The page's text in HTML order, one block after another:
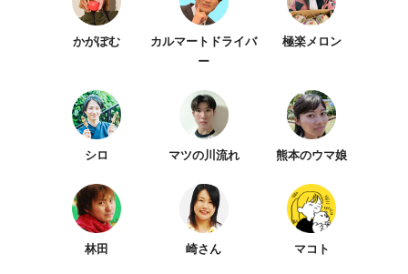
かがぽむ
カルマートドライバ
ー
極楽メロン
シロ マツの川流れ 熊本のウマ娘
林田 崎さん マコト